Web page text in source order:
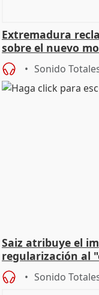
Extremadura
sobre el nuevo
Sonido
Saiz atribuye el
regularización al
Sonido